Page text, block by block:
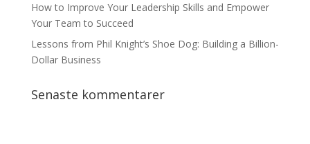
How to Improve Your Leadership Skills and Empower
Your Team to Succeed
Lessons from Phil Knight’s Shoe Dog: Building a Billion-
Dollar Business
Senaste kommentarer